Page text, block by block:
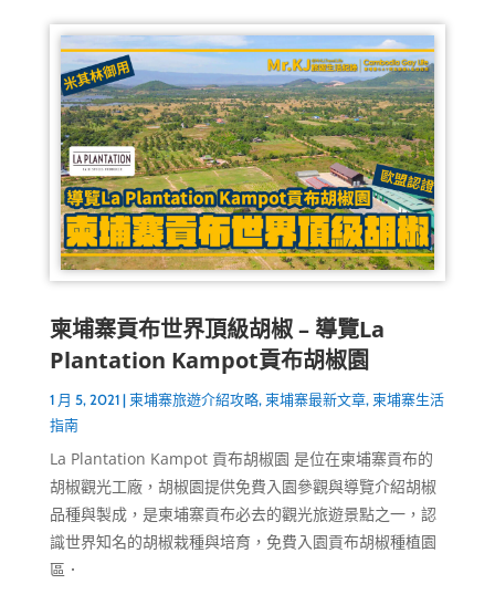
柬埔寨貢布世界頂級胡椒 – 導覽La
Plantation Kampot貢布胡椒園
1 月 5, 2021|柬埔寨旅遊介紹攻略,柬埔寨最新文章,柬埔寨生活
指南
La Plantation Kampot 貢布胡椒園 是位在柬埔寨貢布的
胡椒觀光工廠，胡椒園提供免費入園參觀與導覽介紹胡椒
品種與製成，是柬埔寨貢布必去的觀光旅遊景點之一，認
識世界知名的胡椒栽種與培育，免費入園貢布胡椒種植園
區．